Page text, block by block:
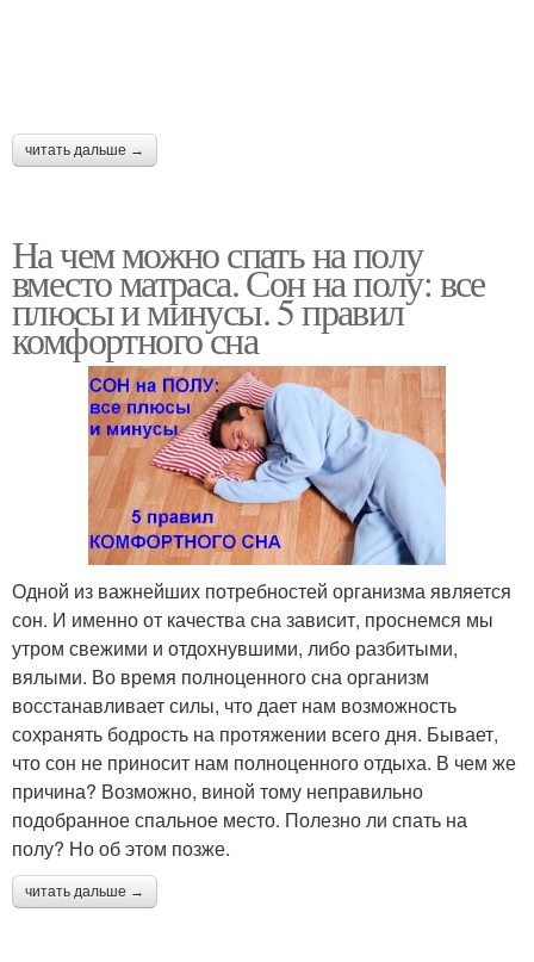
читать дальше →
На чем можно спать на полу
вместо матраса. Сон на полу: все
плюсы и минусы. 5 правил
комфортного сна
Одной из важнейших потребностей организма является
сон. И именно от качества сна зависит, проснемся мы
утром свежими и отдохнувшими, либо разбитыми,
вялыми. Во время полноценного сна организм
восстанавливает силы, что дает нам возможность
сохранять бодрость на протяжении всего дня. Бывает,
что сон не приносит нам полноценного отдыха. В чем же
причина? Возможно, виной тому неправильно
подобранное спальное место. Полезно ли спать на
полу? Но об этом позже.
читать дальше →